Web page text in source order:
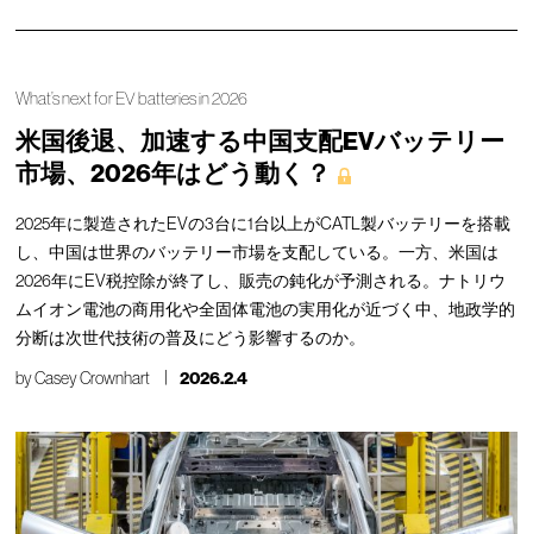
What’s next for EV batteries in 2026
米国後退、加速する中国支配EVバッテリー
市場、2026年はどう動く？
2025年に製造されたEVの3台に1台以上がCATL製バッテリーを搭載
し、中国は世界のバッテリー市場を支配している。一方、米国は
2026年にEV税控除が終了し、販売の鈍化が予測される。ナトリウ
ムイオン電池の商用化や全固体電池の実用化が近づく中、地政学的
分断は次世代技術の普及にどう影響するのか。
byCasey Crownhart 2026.2.4